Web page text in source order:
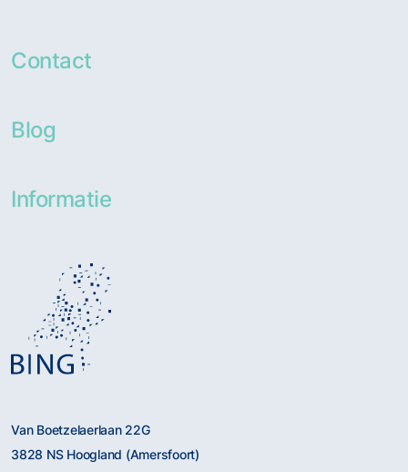
Van Boetzelaerlaan 22G
3828 NS Hoogland (Amersfoort)
Contact
Blog
Informatie